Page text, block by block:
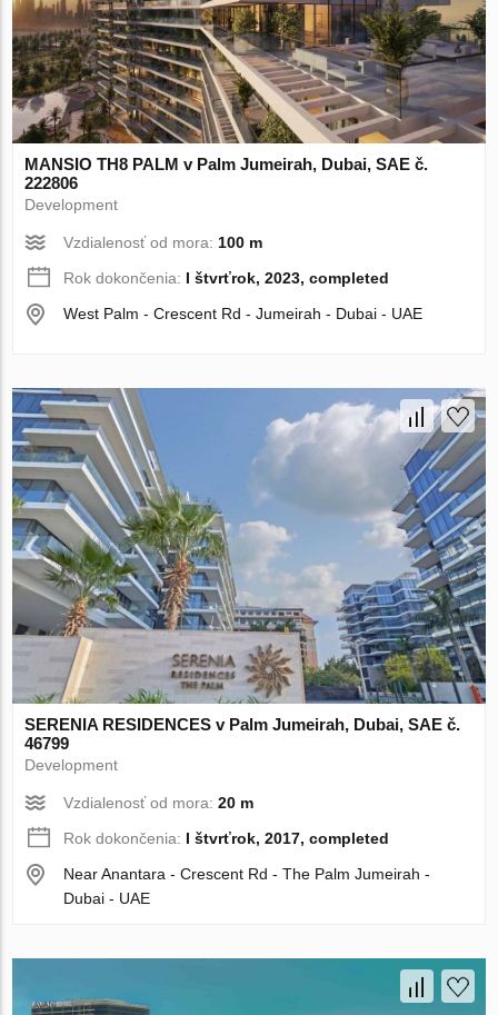
MANSIO TH8 PALM v Palm Jumeirah, Dubai, SAE č.
222806
Development
Vzdialenosť od mora: 100 m
Rok dokončenia: I štvrťrok, 2023, completed
West Palm - Crescent Rd - Jumeirah - Dubai - UAE
SERENIA RESIDENCES v Palm Jumeirah, Dubai, SAE č.
46799
Development
Vzdialenosť od mora:20 m
Rok dokončenia: I štvrťrok, 2017, completed
Near Anantara - Crescent Rd - The Palm Jumeirah -
Dubai - UAE